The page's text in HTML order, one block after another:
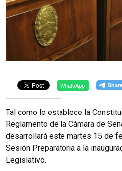
WhatsApp
Tal como lo establece la
Reglamento de la Cámara de
desarrollará este martes 15 de
Sesión Preparatoria a la
Legislativo.